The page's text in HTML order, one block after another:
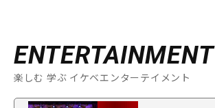
ENTERTAINMENT
楽しむ 学ぶ イケベエンターテイメント